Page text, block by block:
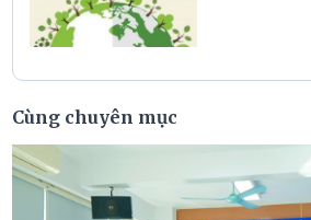
Cùng chuyên mục